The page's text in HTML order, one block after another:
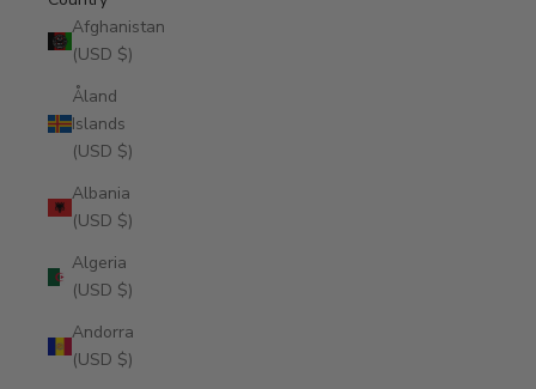
Afghanistan
(USD $)
Åland
Islands
(USD $)
Albania
(USD $)
Algeria
(USD $)
Andorra
(USD $)